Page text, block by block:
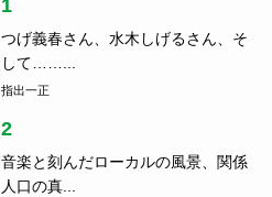
1
つげ義春さん、水木しげるさん、そ
して……...
指出一正
2
音楽と刻んだローカルの風景、関係
人口の真...